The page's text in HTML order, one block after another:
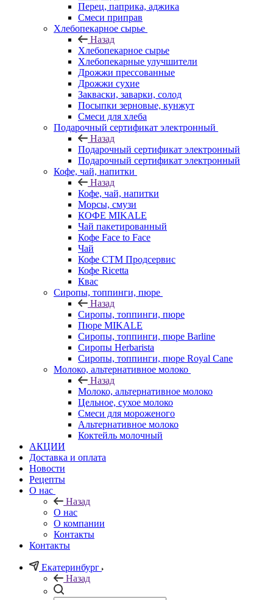
Перец, паприка, аджика
Смеси приправ
Хлебопекарное сырье
Назад
Хлебопекарное сырье
Хлебопекарные улучшители
Дрожжи прессованные
Дрожжи сухие
Закваски, заварки, солод
Посыпки зерновые, кунжут
Смеси для хлеба
Подарочный сертификат электронный
Назад
Подарочный сертификат электронный
Подарочный сертификат электронный
Кофе, чай, напитки
Назад
Кофе, чай, напитки
Морсы, смузи
КОФЕ MIKALE
Чай пакетированный
Кофе Face to Face
Чай
Кофе СТМ Продсервис
Кофе Ricetta
Квас
Сиропы, топпинги, пюре
Назад
Сиропы, топпинги, пюре
Пюре MIKALE
Сиропы, топпинги, пюре Barline
Сиропы Herbarista
Сиропы, топпинги, пюре Royal Cane
Молоко, альтернативное молоко
Назад
Молоко, альтернативное молоко
Цельное, сухое молоко
Смеси для мороженого
Альтернативное молоко
Коктейль молочный
АКЦИИ
Доставка и оплата
Новости
Рецепты
О нас
Назад
О нас
О компании
Контакты
Контакты
Екатеринбург
Назад